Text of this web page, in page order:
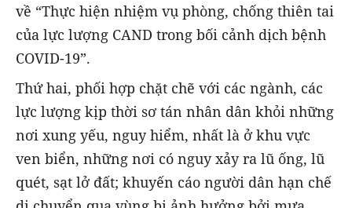
về “Thực hiện nhiệm vụ phòng, chống thiên tai
của lực lượng CAND trong bối cảnh dịch bệnh
COVID-19”.
Thứ hai, phối hợp chặt chẽ với các ngành, các
lực lượng kịp thời sơ tán nhân dân khỏi những
nơi xung yếu, nguy hiểm, nhất là ở khu vực
ven biển, những nơi có nguy xảy ra lũ ống, lũ
quét, sạt lở đất; khuyến cáo người dân hạn chế